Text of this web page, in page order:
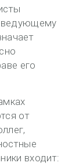
его
от
входит: